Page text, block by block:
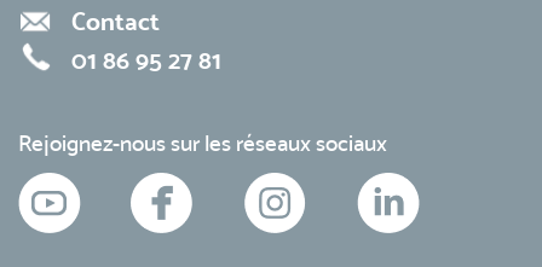
Contact
01 86 95 27 81
Rejoignez-nous sur les réseaux sociaux